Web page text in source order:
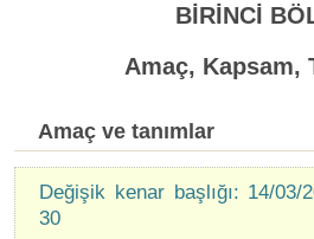
BİRİNCİ
Amaç, Kapsam,
Amaç ve tanımlar
Değişik kenar başlığı: 14/
30